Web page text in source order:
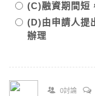
(C)融資期間短
(D)由申請人提
辦理
0討論